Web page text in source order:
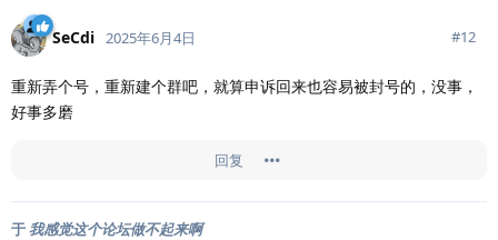
SeCdi 2025年6月4日 #12
重新弄个号，重新建个群吧，就算申诉回来也容易被封号的，没事，
好事多磨
回复
于我感觉这个论坛做不起来啊